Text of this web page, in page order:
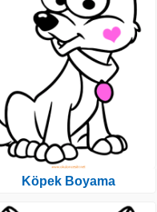
Köpek Boyama